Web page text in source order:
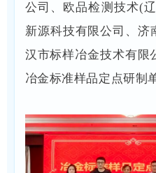
公司、欧品检测技术(
新源科技有限公司、济
汉市标样冶金技术有限
冶金标准样品定点研制